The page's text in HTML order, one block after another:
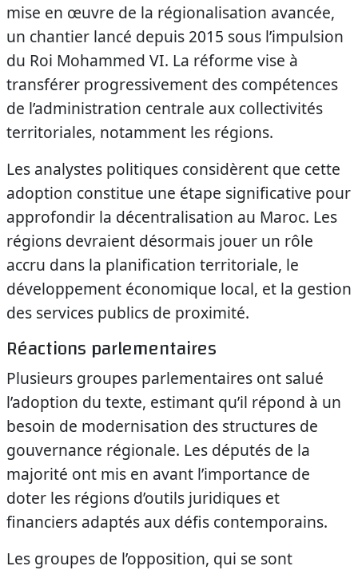
mise en œuvre de la régionalisation avancée,
un chantier lancé depuis 2015 sous l’impulsion
du Roi Mohammed VI. La réforme vise à
transférer progressivement des compétences
de l’administration centrale aux collectivités
territoriales, notamment les régions.
Les analystes politiques considèrent que cette
adoption constitue une étape significative pour
approfondir la décentralisation au Maroc. Les
régions devraient désormais jouer un rôle
accru dans la planification territoriale, le
développement économique local, et la gestion
des services publics de proximité.
Réactions parlementaires
Plusieurs groupes parlementaires ont salué
l’adoption du texte, estimant qu’il répond à un
besoin de modernisation des structures de
gouvernance régionale. Les députés de la
majorité ont mis en avant l’importance de
doter les régions d’outils juridiques et
financiers adaptés aux défis contemporains.
Les groupes de l’opposition, qui se sont